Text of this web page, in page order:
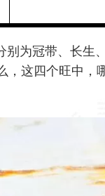
别为冠带、长生
，这四个旺中，